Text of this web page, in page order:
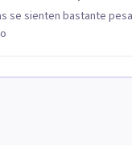
se sienten bastante